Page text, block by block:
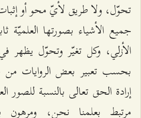
تحوّل، ولا طريق لأيّ محو أو
جميع الأشياء بصورتها العلميّة
الأزلي، وكل تغيّر وتحوّل يظهر
بحسب تعبير بعض الروايات
إرادة الحق تعالى بالنسبة للصور
مرتبط بعلمنا نحن، ومرهون